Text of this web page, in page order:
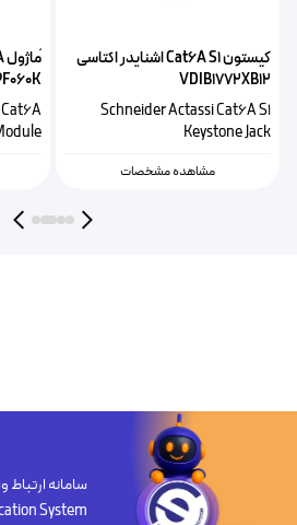
کیستون Cat6A S1 اشنایدر اکتاسی
VDIB1772XB12
Schneider Actassi Cat6A S1
Keystone Jack
مشاهده مشخصات
سامانه ارتباط
System